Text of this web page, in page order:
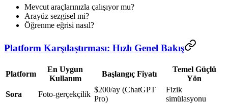
Mevcut araçlarınızla çalışıyor mu?
Arayüz sezgisel mi?
Öğrenme eğrisi nasıl?
Platform Karşılaştırması: Hızlı Genel Bakış
Platform
En Uygun
Kullanım
Başlangıç Fiyatı
Temel Güçlü
Yön
Sora
Foto-gerçekçilik
$200/ay (ChatGPT
Pro)
Fizik
simülasyonu